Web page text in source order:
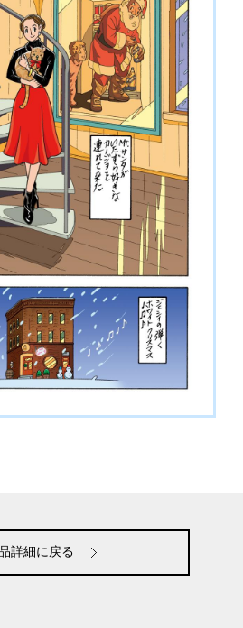
詳細に戻る